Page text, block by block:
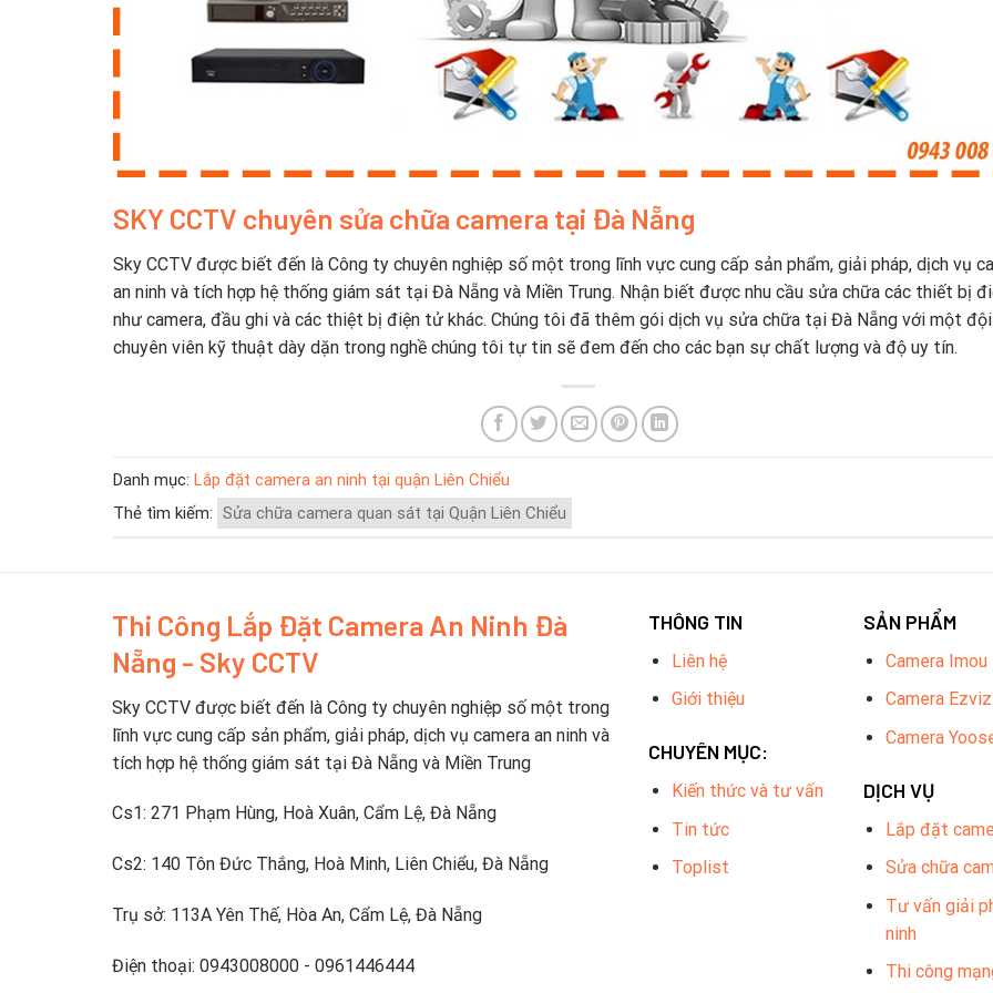
SKY CCTV chuyên sửa chữa camera tại Đà Nẵng
Sky CCTV được biết đến là Công ty chuyên nghiệp số một trong lĩnh vực cung cấp sản phẩm, giải pháp, dịch vụ
an ninh và tích hợp hệ thống giám sát tại Đà Nẵng và Miền Trung. Nhận biết được nhu cầu sửa chữa các thiết bị
như camera, đầu ghi và các thiệt bị điện tử khác. Chúng tôi đã thêm gói dịch vụ sửa chữa tại Đà Nẵng với một
chuyên viên kỹ thuật dày dặn trong nghề chúng tôi tự tin sẽ đem đến cho các bạn sự chất lượng và độ uy tín.
Danh mục: Lắp đặt camera an ninh tại quận Liên Chiểu
Thẻ tìm kiếm: Sửa chữa camera quan sát tại Quận Liên Chiểu
Thi Công Lắp Đặt Camera An Ninh Đà
Nẵng - Sky CCTV
Sky CCTV được biết đến là Công ty chuyên nghiệp số một trong
lĩnh vực cung cấp sản phẩm, giải pháp, dịch vụ camera an ninh và
tích hợp hệ thống giám sát tại Đà Nẵng và Miền Trung
Cs1: 271 Phạm Hùng, Hoà Xuân, Cẩm Lệ, Đà Nẵng
Cs2: 140 Tôn Đức Thắng, Hoà Minh, Liên Chiểu, Đà Nẵng
Trụ sở: 113A Yên Thế, Hòa An, Cẩm Lệ, Đà Nẵng
Điện thoại: 0943008000 - 0961446444
THÔNG TIN
Liên hệ
Giới thiệu
CHUYÊN MỤC:
Kiến thức và tư vấn
Tin tức
Toplist
SẢN PHẨM
Camera Imou
Camera Ezviz
Camera
DỊCH VỤ
Lắp đặt
Sửa chữa
Tư vấn giải
ninh
Thi công